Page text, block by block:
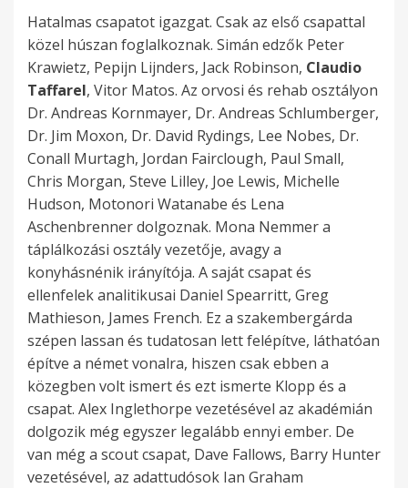
Hatalmas csapatot igazgat. Csak az első csapattal
közel húszan foglalkoznak. Simán edzők Peter
Krawietz, Pepijn Lijnders, Jack Robinson, Claudio
Taffarel, Vitor Matos. Az orvosi és rehab osztályon
Dr. Andreas Kornmayer, Dr. Andreas Schlumberger,
Dr. Jim Moxon, Dr. David Rydings, Lee Nobes, Dr.
Conall Murtagh, Jordan Fairclough, Paul Small,
Chris Morgan, Steve Lilley, Joe Lewis, Michelle
Hudson, Motonori Watanabe és Lena
Aschenbrenner dolgoznak. Mona Nemmer a
táplálkozási osztály vezetője, avagy a
konyhásnénik irányítója. A saját csapat és
ellenfelek analitikusai Daniel Spearritt, Greg
Mathieson, James French. Ez a szakembergárda
szépen lassan és tudatosan lett felépítve, láthatóan
építve a német vonalra, hiszen csak ebben a
közegben volt ismert és ezt ismerte Klopp és a
csapat. Alex Inglethorpe vezetésével az akadémián
dolgozik még egyszer legalább ennyi ember. De
van még a scout csapat, Dave Fallows, Barry Hunter
vezetésével, az adattudósok Ian Graham